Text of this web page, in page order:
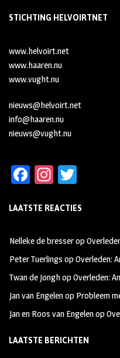
STICHTING HELVOIRTNET
www.helvoirt.net
www.haaren.nu
www.vught.nu
nieuws@helvoirt.net
info@haaren.nu
nieuws@vught.nu
Fa
b
oo
k
In
ag
m
tt
LAATSTE REACTIES
Nelleke de bresserop
Peter Tuerlings opOverleden:
Twan de JonghopOverleden:
Jan van Engelenop Probleem
Jan en Roos van Engelenop
LAATSTE BERICHTEN